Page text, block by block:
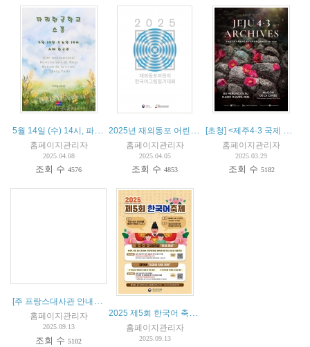
홈페이지관리자
2025.04.08
조회 수4576
홈페이지관리자
2025.04.05
조회 수4853
홈페이지관리자
2025.03.29
조회 수 5182
[주 프랑스대사관 안내] 유럽연합 EES(Entry/Exit system) 운영계획 안내(지문 채취 등).
홈페이지관리자
2025.09.13
조회 수5102
홈페이지관리자
2025.09.13